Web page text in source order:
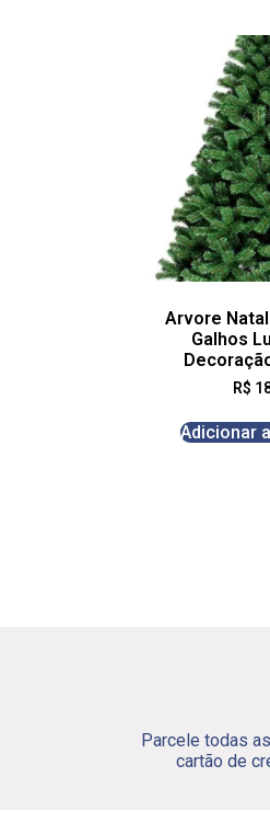
Arvore
Galhos
R$
Adicionar
Parcele todas
cartão de